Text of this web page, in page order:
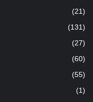
(21)
(131)
(27)
(60)
(55)
(1)